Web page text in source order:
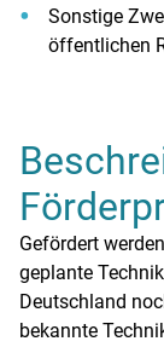
Sonstige
öffentlichen
Gefördert
geplante
Deutschland
bekannte